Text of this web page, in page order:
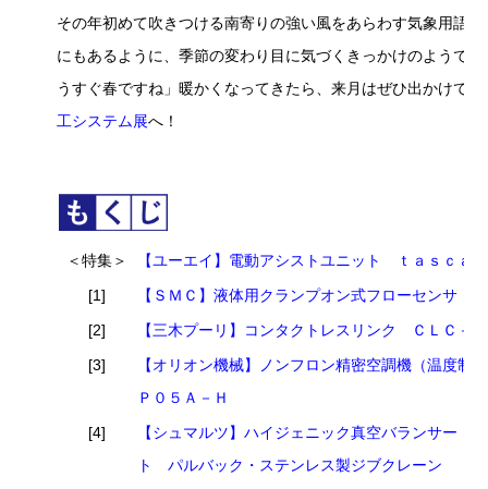
その年初めて吹きつける南寄りの強い風をあらわす気象用語
にもあるように、季節の変わり目に気づくきっかけのようで
うすぐ春ですね」暖かくなってきたら、来月はぜひ出かけて
工システム展へ！
＜特集＞
【ユーエイ】電動アシストユニット ｔａｓｃａｌ
[1]
【ＳＭＣ】液体用クランプオン式フローセンサ
[2]
【三木プーリ】コンタクトレスリンク ＣＬＣ－
[3]
【オリオン機械】ノンフロン精密空調機（温度制
Ｐ０５Ａ－Ｈ
[4]
【シュマルツ】ハイジェニック真空バランサー
ト パルバック・ステンレス製ジブクレーン